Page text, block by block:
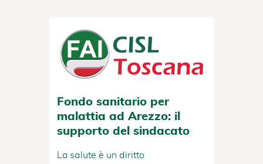
Fondo sanitario per
malattia ad Arezzo: il
supporto del sindacato
La salute è un diritto